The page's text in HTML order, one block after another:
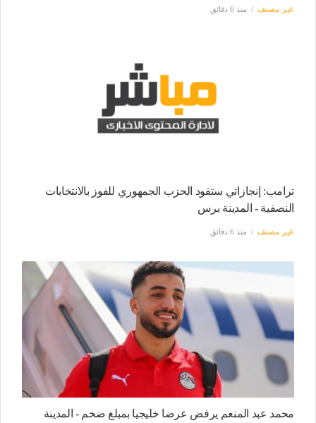
غير مصنف منذ 6 دقائق
ترامب: إنجازاتي ستقود الحزب الجمهوري للفوز بالانتخابات
النصفية - المدينة برس
غير مصنف منذ 6 دقائق
محمد عبد المنعم يرفض عرضا خليجيا بمبلغ ضخم - المدينة